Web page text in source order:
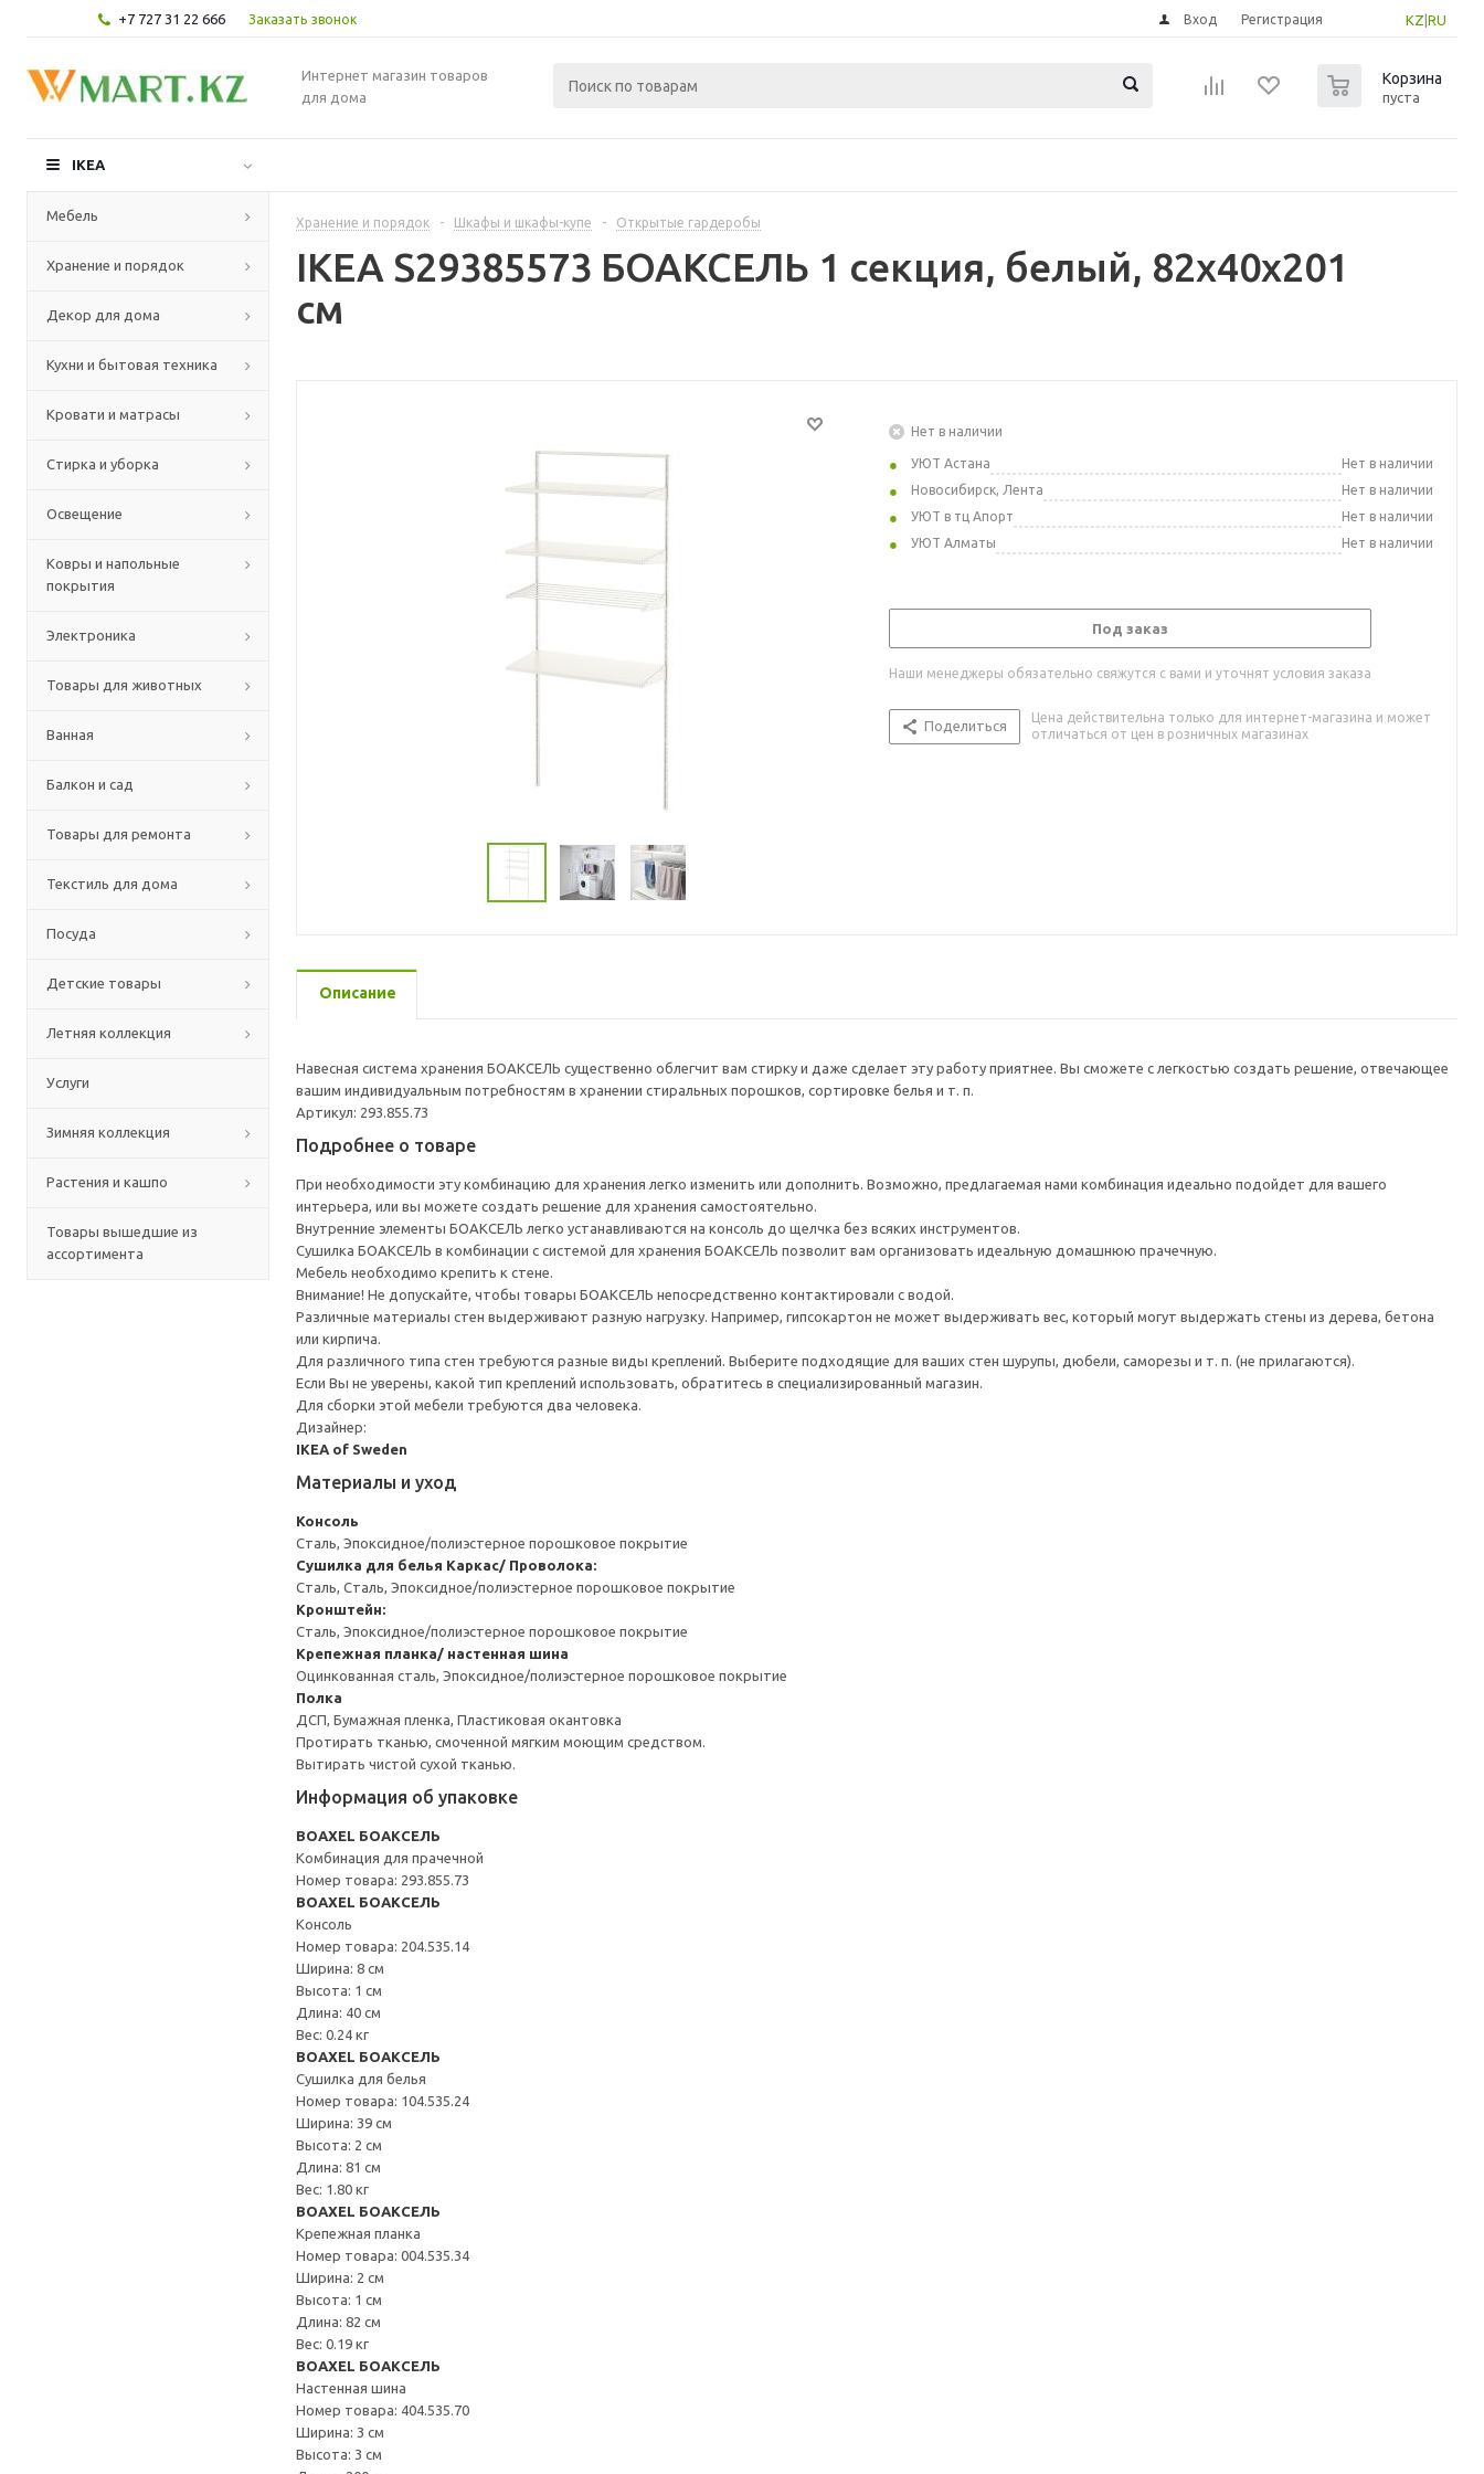
+7 727 31 22 666 Заказать звонок KZ RU
Вход Регистрация
Интернет магазин товаров
для дома
Корзина
пуста
IKEA
Мебель
Хранение и порядок
Декор для дома
Кухни и бытовая техника
Кровати и матрасы
Стирка и уборка
Освещение
Ковры и напольные
покрытия
Электроника
Товары для животных
Ванная
Балкон и сад
Товары для ремонта
Текстиль для дома
Посуда
Детские товары
Летняя коллекция
Услуги
Зимняя коллекция
Растения и кашпо
Товары вышедшие из
ассортимента
Хранение и порядок - Шкафы и шкафы-купе - Открытые гардеробы
IKEA S29385573 БОАКСЕЛЬ 1 секция, белый, 82x40x201
см
Нет в наличии
УЮТ Астана
Нет в наличии
Новосибирск, Лента
Нет в наличии
УЮТ в тц Апорт
Нет в наличии
УЮТ Алматы
Нет в наличии
Под заказ
Наши менеджеры обязательно свяжутся с вами и уточнят условия заказа
Поделиться
Цена действительна только для интернет-магазина и может
отличаться от цен в розничных магазинах
Описание
Навесная система хранения БОАКСЕЛЬ существенно облегчит вам стирку и даже сделает эту работу приятнее. Вы сможете с легкостью создать решение, отвечающее
вашим индивидуальным потребностям в хранении стиральных порошков, сортировке белья и т. п.
Артикул: 293.855.73
Подробнее о товаре
При необходимости эту комбинацию для хранения легко изменить или дополнить. Возможно, предлагаемая нами комбинация идеально подойдет для вашего
интерьера, или вы можете создать решение для хранения самостоятельно.
Внутренние элементы БОАКСЕЛЬ легко устанавливаются на консоль до щелчка без всяких инструментов.
Сушилка БОАКСЕЛЬ в комбинации с системой для хранения БОАКСЕЛЬ позволит вам организовать идеальную домашнюю прачечную.
Мебель необходимо крепить к стене.
Внимание! Не допускайте, чтобы товары БОАКСЕЛЬ непосредственно контактировали с водой.
Различные материалы стен выдерживают разную нагрузку. Например, гипсокартон не может выдерживать вес, который могут выдержать стены из дерева, бетона
или кирпича.
Для различного типа стен требуются разные виды креплений. Выберите подходящие для ваших стен шурупы, дюбели, саморезы и т. п. (не прилагаются).
Если Вы не уверены, какой тип креплений использовать, обратитесь в специализированный магазин.
Для сборки этой мебели требуются два человека.
Дизайнер:
IKEA of Sweden
Материалы и уход
Консоль
Сталь, Эпоксидное/полиэстерное порошковое покрытие
Сушилка для белья Каркас/ Проволока:
Сталь, Сталь, Эпоксидное/полиэстерное порошковое покрытие
Кронштейн:
Сталь, Эпоксидное/полиэстерное порошковое покрытие
Крепежная планка/ настенная шина
Оцинкованная сталь, Эпоксидное/полиэстерное порошковое покрытие
Полка
ДСП, Бумажная пленка, Пластиковая окантовка
Протирать тканью, смоченной мягким моющим средством.
Вытирать чистой сухой тканью.
Информация об упаковке
BOAXEL БОАКСЕЛЬ
Комбинация для прачечной
Номер товара: 293.855.73
BOAXEL БОАКСЕЛЬ
Консоль
Номер товара: 204.535.14
Ширина: 8 см
Высота: 1 см
Длина: 40 см
Вес: 0.24 кг
BOAXEL БОАКСЕЛЬ
Сушилка для белья
Номер товара: 104.535.24
Ширина: 39 см
Высота: 2 см
Длина: 81 см
Вес: 1.80 кг
BOAXEL БОАКСЕЛЬ
Крепежная планка
Номер товара: 004.535.34
Ширина: 2 см
Высота: 1 см
Длина: 82 см
Вес: 0.19 кг
BOAXEL БОАКСЕЛЬ
Настенная шина
Номер товара: 404.535.70
Ширина: 3 см
Высота: 3 см